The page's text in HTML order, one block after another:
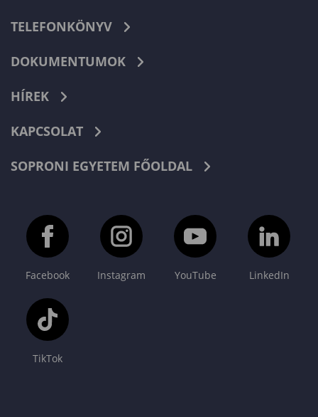
TELEFONKÖNYV
DOKUMENTUMOK
HÍREK
KAPCSOLAT
SOPRONI EGYETEM FŐOLDAL
Facebook Instagram YouTube LinkedIn
TikTok